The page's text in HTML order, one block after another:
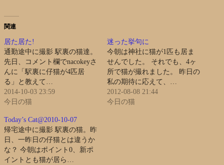
関連
居た居た!
通勤途中に撮影 駅裏の猫達。
先日、コメント欄でnacokeyさ
んに「駅裏に仔猫が4匹居
る」と教えて…
2014-10-03 23:59
今日の猫
迷った挙句に
今朝は神社に猫が1匹も居ま
せんでした。 それでも、4ヶ
所で猫が撮れました。 昨日の
私の期待に応えて、…
2012-08-08 21:44
今日の猫
Today’s Cat@2010-10-07
帰宅途中に撮影 駅裏の猫。昨
日、一昨日の仔猫とは違うか
な？ 今朝はポイント0、新ポ
イントとも猫が居ら…